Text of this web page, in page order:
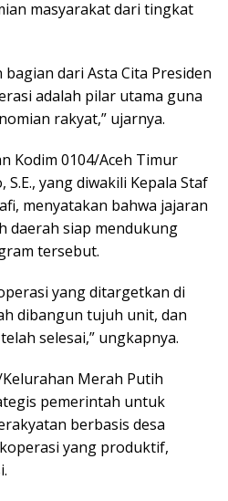
masyarakat dari tingkat
dari Asta Cita Presiden
adalah pilar utama guna
rakyat,” ujarnya.
Kodim 0104/Aceh Timur
yang diwakili Kepala Staf
menyatakan bahwa jajaran
daerah siap mendukung
tersebut.
yang ditargetkan di
dibangun tujuh unit, dan
selesai,” ungkapnya.
Merah Putih
pemerintah untuk
berbasis desa
yang produktif,